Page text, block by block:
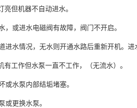
但机器不自动进水。
，或进水电磁阀有故障，阀门不开启。
进水情况，无水则开通水路后重新开机。进
有工作但水泵一直不工作，（无流水）。
或水泵内部结垢堵塞。
或更换水泵。